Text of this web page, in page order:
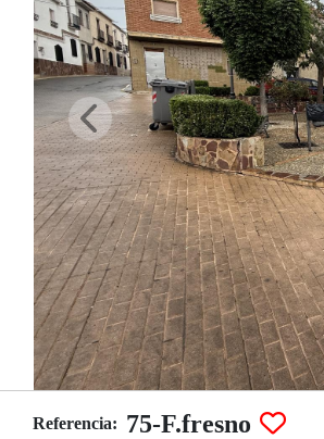
Referencia: 75-F.fresno